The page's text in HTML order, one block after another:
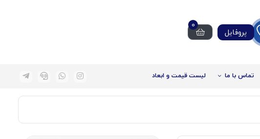
پروفایل
0
تماس با ما لیست قیمت و ابعاد